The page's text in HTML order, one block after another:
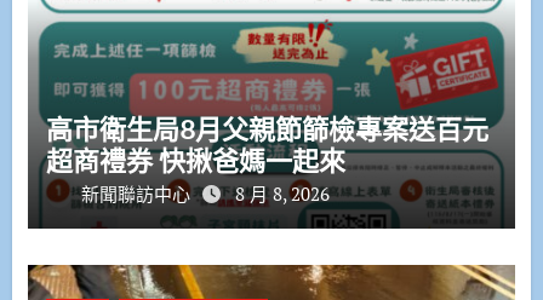
高市衛生局8月父親節篩檢專案送百元
超商禮券 快揪爸媽一起來
新聞聯訪中心 8 月 8, 2026